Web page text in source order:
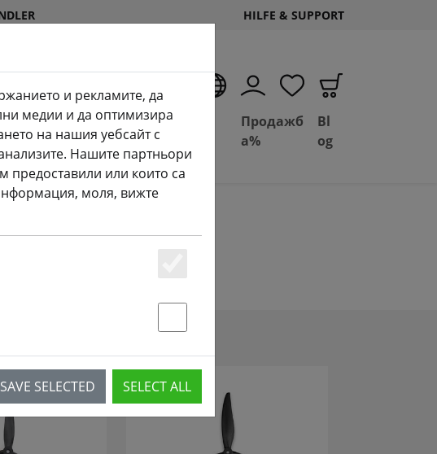
HILFE & SUPPORT
3D
принтиран
е
Сделка
Depot
Продажб
а%
Bl
og
и рекламите, да
медии и да оптимизира
на нашия уебсайт с
Нашите партньори
предоставили или които са
моля, вижте
SAVE SELECTED SELECT ALL